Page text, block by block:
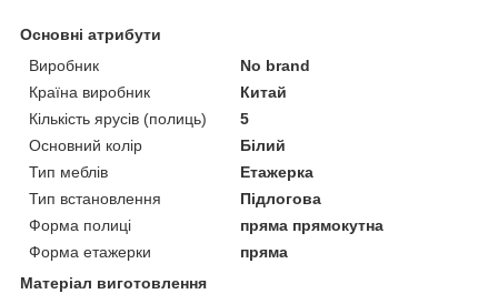
Основні атрибути
Виробник
No brand
Країна виробник
Китай
Кількість ярусів (полиць)
5
Основний колір
Білий
Тип меблів
Етажерка
Тип встановлення
Підлогова
Форма полиці
пряма прямокутна
Форма етажерки
пряма
Матеріал виготовлення